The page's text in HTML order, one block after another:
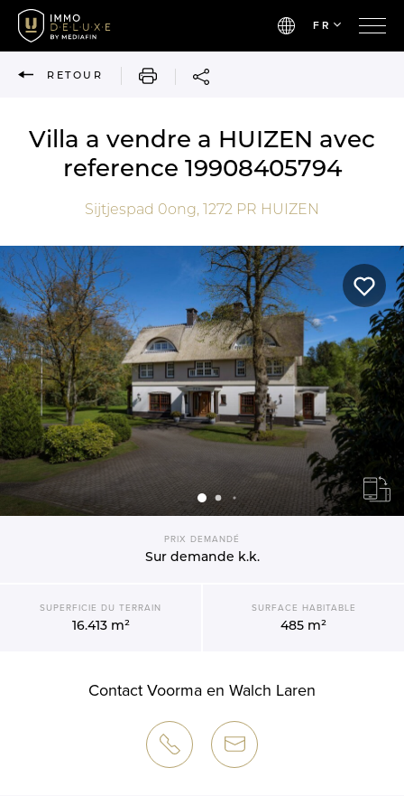
FR
RETOUR IMPRIMER
Villa a vendre a HUIZEN avec
reference 19908405794
Sijtjespad 0ong, 1272 PR HUIZEN
PRIX DEMANDÉ
Sur demande k.k.
SUPERFICIE DU TERRAIN
16.413 m²
SURFACE HABITABLE
485 m²
Contact Voorma en Walch Laren